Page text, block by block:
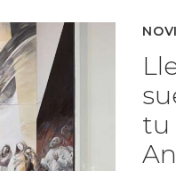
tu